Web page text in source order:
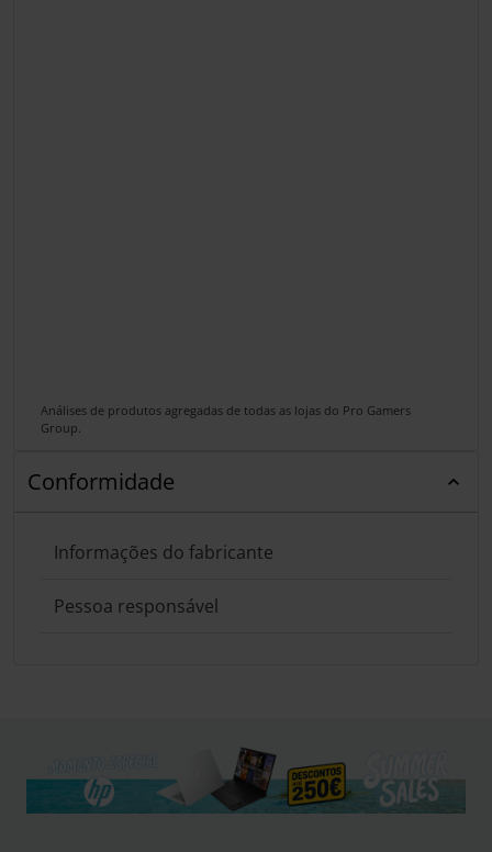
Análises de produtos agregadas de todas as lojas do Pro Gamers
Group.
Conformidade
Informações do fabricante
Pessoa responsável